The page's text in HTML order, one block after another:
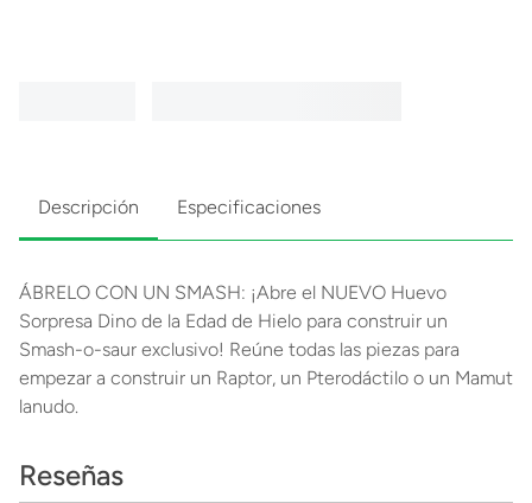
Descripción Especificaciones
ÁBRELO CON UN SMASH: ¡Abre el NUEVO Huevo
Sorpresa Dino de la Edad de Hielo para construir un
Smash-o-saur exclusivo! Reúne todas las piezas para
empezar a construir un Raptor, un Pterodáctilo o un Mamut
lanudo.
Reseñas